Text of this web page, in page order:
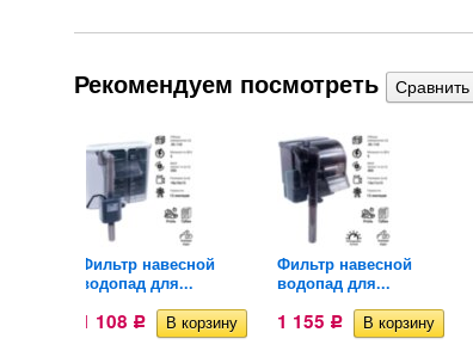
Рекомендуем посмотреть
Фильтр навесной
водопад для...
1 108 Р
Фильтр навесной
водопад для...
1 155 Р